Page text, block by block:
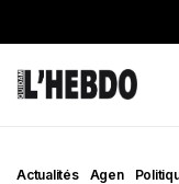
Actualités Agen